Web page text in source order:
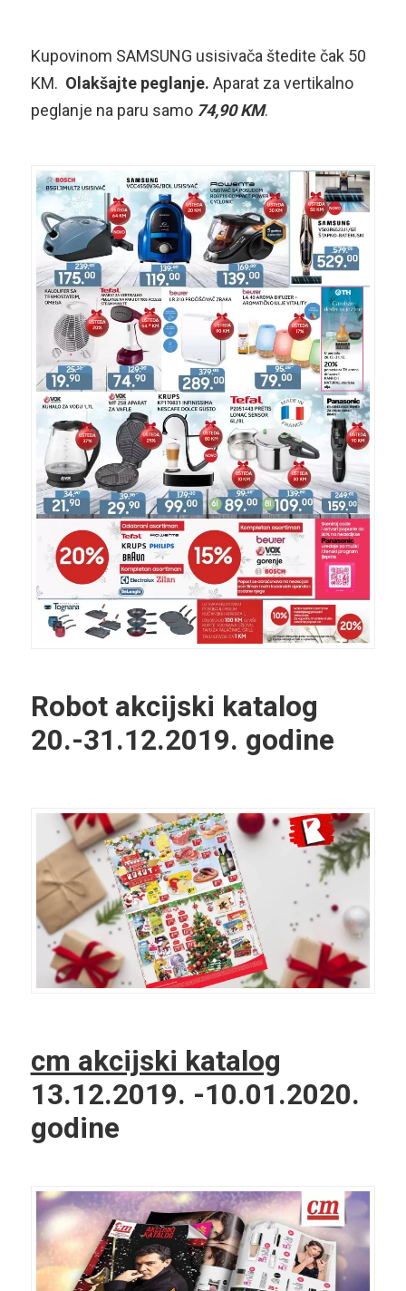
Kupovinom SAMSUNG usisivača štedite čak 50
KM. Olakšajte peglanje. Aparat za vertikalno
peglanje na paru samo 74,90 KM.
Robot akcijski katalog
20.-31.12.2019. godine
cm akcijski katalog
13.12.2019. -10.01.2020.
godine